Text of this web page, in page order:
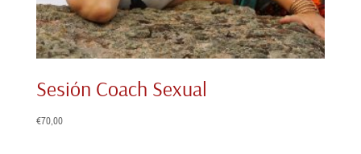
Sesión Coach Sexual
€70,00